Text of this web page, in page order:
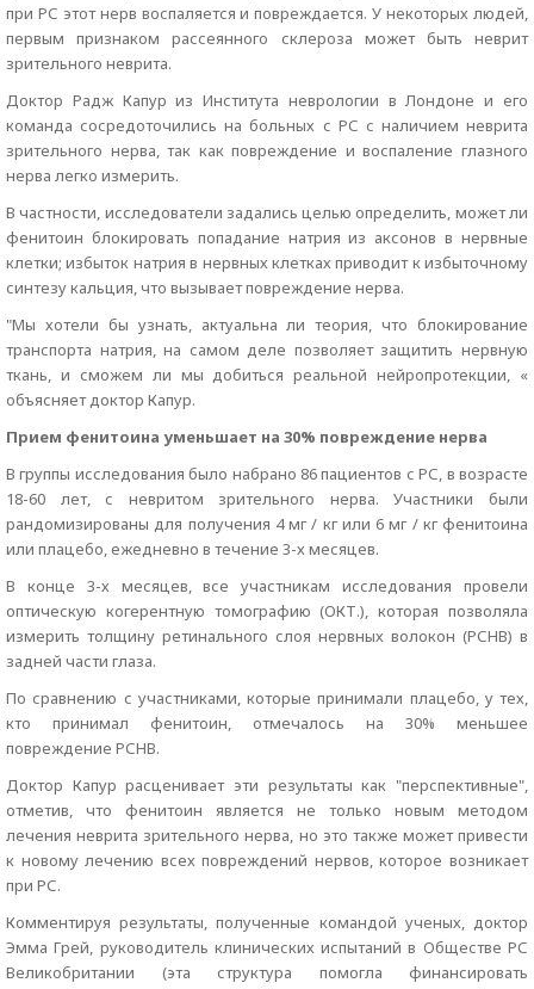
при РС этот нерв воспаляется и повреждается. У некоторых людей,
первым признаком рассеянного склероза может быть неврит
зрительного неврита.
Доктор Радж Капур из Института неврологии в Лондоне и его
команда сосредоточились на больных с РС с наличием неврита
зрительного нерва, так как повреждение и воспаление глазного
нерва легко измерить.
В частности, исследователи задались целью определить, может ли
фенитоин блокировать попадание натрия из аксонов в нервные
клетки; избыток натрия в нервных клетках приводит к избыточному
синтезу кальция, что вызывает повреждение нерва.
"Мы хотели бы узнать, актуальна ли теория, что блокирование
транспорта натрия, на самом деле позволяет защитить нервную
ткань, и сможем ли мы добиться реальной нейропротекции, «
объясняет доктор Капур.
Прием фенитоина уменьшает на 30% повреждение нерва
В группы исследования было набрано 86 пациентов с РС, в возрасте
18-60 лет, с невритом зрительного нерва. Участники были
рандомизированы для получения 4 мг / кг или 6 мг / кг фенитоина
или плацебо, ежедневно в течение 3-х месяцев.
В конце 3-х месяцев, все участникам исследования провели
оптическую когерентную томографию (ОКТ.), которая позволяла
измерить толщину ретинального слоя нервных волокон (РСНВ) в
задней части глаза.
По сравнению с участниками, которые принимали плацебо, у тех,
кто принимал фенитоин, отмечалось на 30% меньшее
повреждение РСНВ.
Доктор Капур расценивает эти результаты как "перспективные",
отметив, что фенитоин является не только новым методом
лечения неврита зрительного нерва, но это также может привести
к новому лечению всех повреждений нервов, которое возникает
при РС.
Комментируя результаты, полученные командой ученых, доктор
Эмма Грей, руководитель клинических испытаний в Обществе РС
Великобритании (эта структура помогла финансировать